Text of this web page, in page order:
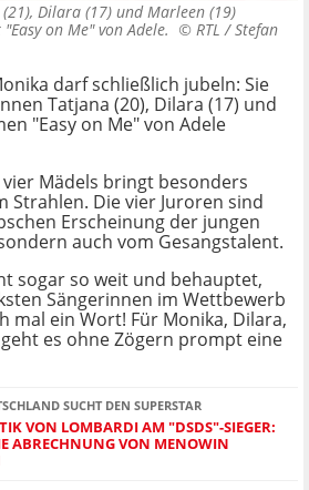
Dilara (17) und Marleen (19)
on Me" von Adele. © RTL / Stefan
darf schließlich jubeln: Sie
Tatjana (20), Dilara (17) und
"Easy on Me" von Adele
Mädels bringt besonders
Strahlen. Die vier Juroren sind
Erscheinung der jungen
auch vom Gesangstalent.
sogar so weit und behauptet,
Sängerinnen im Wettbewerb
mal ein Wort! Für Monika, Dilara,
es ohne Zögern prompt eine
SUCHT DEN SUPERSTAR
VON LOMBARDI AM "DSDS"-SIEGER:
ABRECHNUNG VON MENOWIN